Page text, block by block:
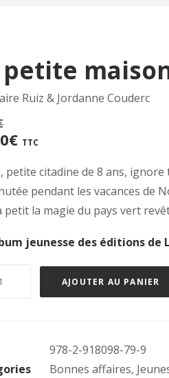
petite
Ruiz & Jordanne Couderc
:
€Le
actuel
est :
10,00€.
TTC
petite citadine de 8 ans,
pendant les vacances de
petit la magie du pays vert
jeunesse des éditions de
AJOUTER AU PANIER
978-2-918098-79-9
Bonnes affaires,